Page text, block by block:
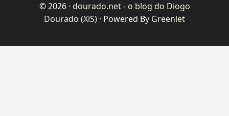
© 2026 · dourado.net - o blog do Diogo
Dourado (XiS) · Powered By Greenlet